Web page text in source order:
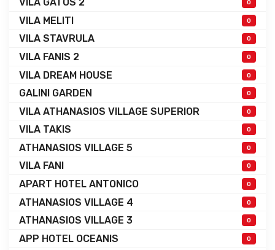
0
VILA MELITI 0
VILA STAVRULA 0
VILA FANIS 2 0
VILA DREAM HOUSE 0
GALINI GARDEN 0
VILA ATHANASIOS VILLAGE SUPERIOR 0
VILA TAKIS 0
ATHANASIOS VILLAGE 5 0
VILA FANI 0
APART HOTEL ANTONICO 0
ATHANASIOS VILLAGE 4 0
ATHANASIOS VILLAGE 3 0
APP HOTEL OCEANIS 0